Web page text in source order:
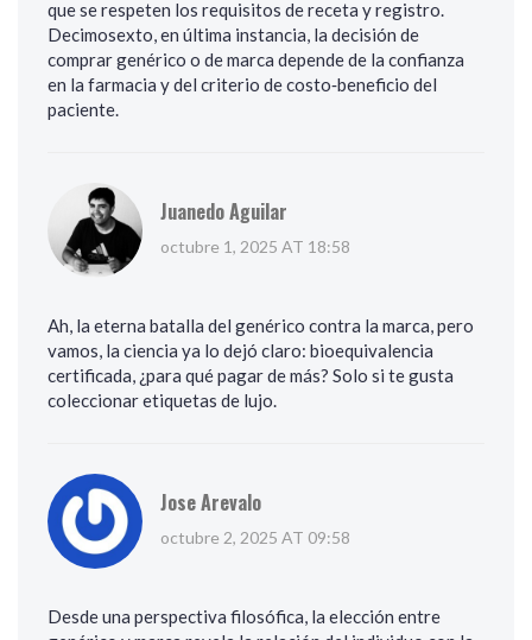
que se respeten los requisitos de receta y registro.
Decimosexto, en última instancia, la decisión de
comprar genérico o de marca depende de la confianza
en la farmacia y del criterio de costo‑beneficio del
paciente.
Juanedo Aguilar
octubre 1, 2025 AT 18:58
Ah, la eterna batalla del genérico contra la marca, pero
vamos, la ciencia ya lo dejó claro: bioequivalencia
certificada, ¿para qué pagar de más? Solo si te gusta
coleccionar etiquetas de lujo.
Jose Arevalo
octubre 2, 2025 AT 09:58
Desde una perspectiva filosófica, la elección entre